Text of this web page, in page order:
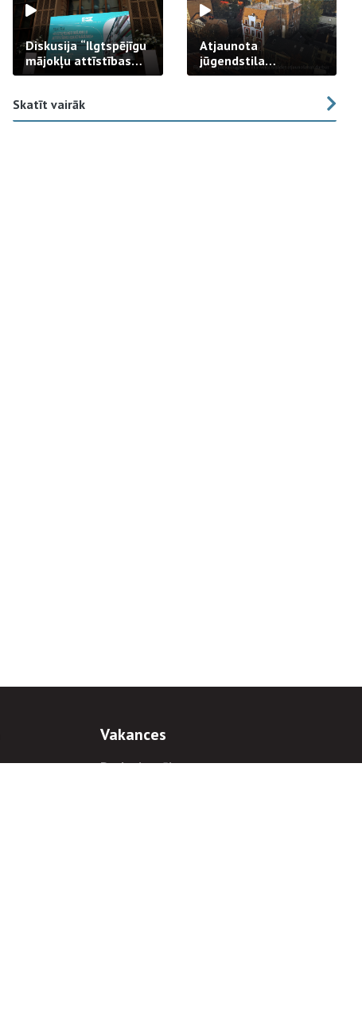
Diskusija “Ilgtspējīgu
mājokļu attīstības
izaicinājums”
Atjaunota
jūgendstila
arhitektūras pērles
Skatīt vairāk
Vakances
Darba iespējas